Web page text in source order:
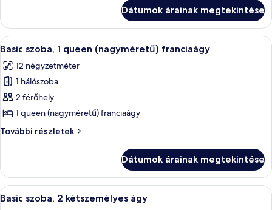
kétszemélyes
ágy
ágy
további
részletei
Dátumok árainak megtekintése
A
következő
szoba
összes
képének
megtekintése:
Basic
szoba,
queen
(nagyméretű)
franciaágy
Egy szállodai szoba, amelyben
4
Basic szoba, 1 queen (nagyméretű) franciaágy
12 négyzetméter
1 hálószoba
2 férőhely
1 queen (nagyméretű) franciaágy
További részletek
Basic
(nagyméretű)
franciaágy
további
Dátumok árainak megtekintése
A
következő
Egy szállodai szoba két ággyal,
5
Basic szoba, 2 kétszemélyes ágy